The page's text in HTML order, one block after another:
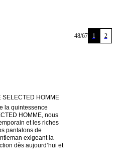
48/67 1 2
SELECTED HOMME
la quintessence
HOMME, nous
et les riches
pantalons de
exigeant la
dès aujourd’hui et